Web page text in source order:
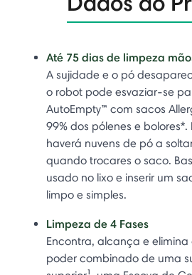
Até 75 dias de limpeza
A sujidade e o pó
o robot pode esvaziar-se
AutoEmpty™ com sacos
99% dos pólenes e
haverá nuvens de pó a
quando trocares o saco.
usado no lixo e inserir um
limpo e simples.
Limpeza de 4 Fases
Encontra, alcança e
poder combinado de uma